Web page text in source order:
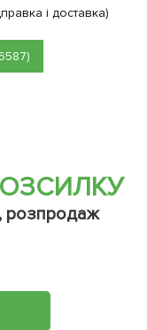
і доставка)
розпродаж